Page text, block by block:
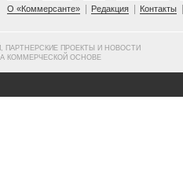
О «Коммерсанте»
Редакция Контакты
ПАРТНЕРСКИЕ ПРОЕКТЫ И НОВОСТИ
КОММЕРЧЕСКОЙ ОСНОВЕ